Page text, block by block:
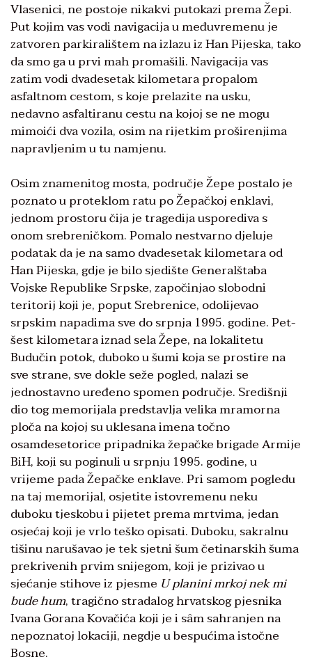
Vlasenici, ne postoje nikakvi putokazi prema Žepi.
Put kojim vas vodi navigacija u međuvremenu je
zatvoren parkiralištem na izlazu iz Han Pijeska, tako
da smo ga u prvi mah promašili. Navigacija vas
zatim vodi dvadesetak kilometara propalom
asfaltnom cestom, s koje prelazite na usku,
nedavno asfaltiranu cestu na kojoj se ne mogu
mimoići dva vozila, osim na rijetkim proširenjima
napravljenim u tu namjenu.
Osim znamenitog mosta, područje Žepe postalo je
poznato u proteklom ratu po Žepačkoj enklavi,
jednom prostoru čija je tragedija usporediva s
onom srebreničkom. Pomalo nestvarno djeluje
podatak da je na samo dvadesetak kilometara od
Han Pijeska, gdje je bilo sjedište Generalštaba
Vojske Republike Srpske, započinjao slobodni
teritorij koji je, poput Srebrenice, odolijevao
srpskim napadima sve do srpnja 1995. godine. Pet-
šest kilometara iznad sela Žepe, na lokalitetu
Budučin potok, duboko u šumi koja se prostire na
sve strane, sve dokle seže pogled, nalazi se
jednostavno uređeno spomen područje. Središnji
dio tog memorijala predstavlja velika mramorna
ploča na kojoj su uklesana imena točno
osamdesetorice pripadnika žepačke brigade Armije
BiH, koji su poginuli u srpnju 1995. godine, u
vrijeme pada Žepačke enklave. Pri samom pogledu
na taj memorijal, osjetite istovremenu neku
duboku tjeskobu i pijetet prema mrtvima, jedan
osjećaj koji je vrlo teško opisati. Duboku, sakralnu
tišinu narušavao je tek sjetni šum četinarskih šuma
prekrivenih prvim snijegom, koji je prizivao u
sjećanje stihove iz pjesme U planini mrkoj nek mi
bude hum, tragično stradalog hrvatskog pjesnika
Ivana Gorana Kovačića koji je i sâm sahranjen na
nepoznatoj lokaciji, negdje u bespućima istočne
Bosne.